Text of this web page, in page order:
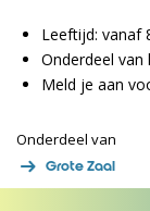
Leeftijd: vanaf
Onderdeel
Meld je aan
Onderdeel van
Grote Zaal